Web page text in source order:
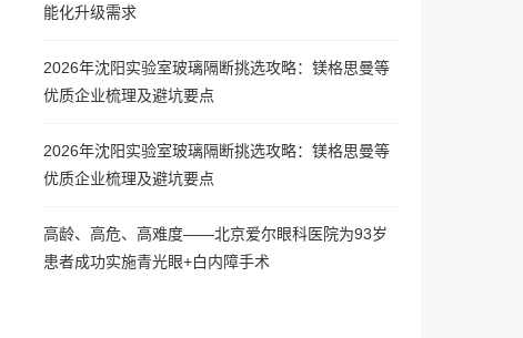
能化升级需求
2026年沈阳实验室玻璃隔断挑选攻略：镁格思曼等
优质企业梳理及避坑要点
2026年沈阳实验室玻璃隔断挑选攻略：镁格思曼等
优质企业梳理及避坑要点
高龄、高危、高难度——北京爱尔眼科医院为93岁
患者成功实施青光眼+白内障手术